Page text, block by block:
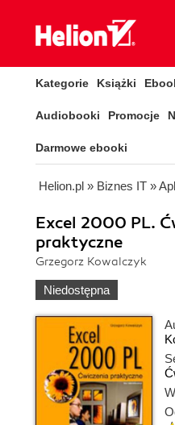
Kategorie Książki
Audiobooki Promocje
Darmowe ebooki
Helion.pl » Biznes IT »
Excel 2000 PL.
praktyczne
Grzegorz Kowalczyk
Niedostępna